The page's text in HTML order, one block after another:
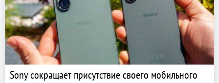
Sony сокращает присутствие своего мобильного